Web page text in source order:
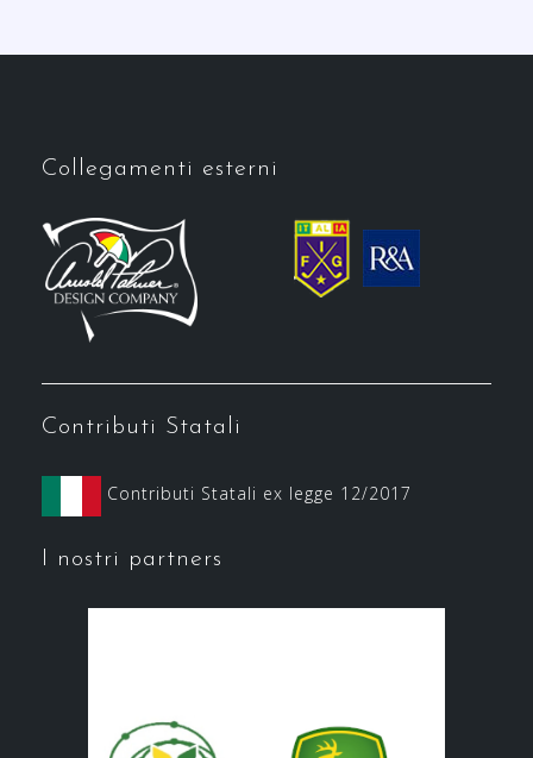
Collegamenti esterni
Contributi Statali
Contributi Statali ex legge 12/2017
I nostri partners